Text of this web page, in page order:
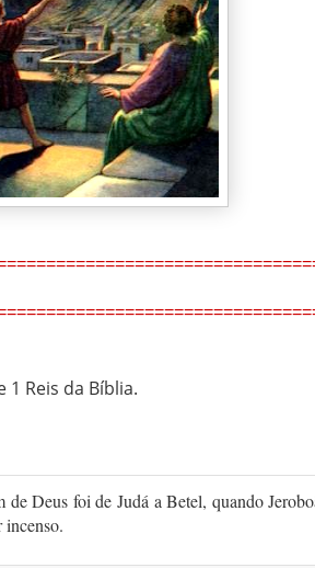
1 Reis da Bíblia.
Deus foi de Judá a Betel, quando
incenso.